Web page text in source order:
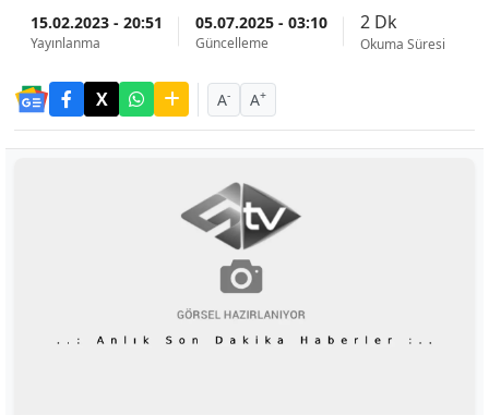
15.02.2023 - 20:51
Yayınlanma
05.07.2025 - 03:10
Güncelleme
2 Dk
Okuma Süresi
A- A+